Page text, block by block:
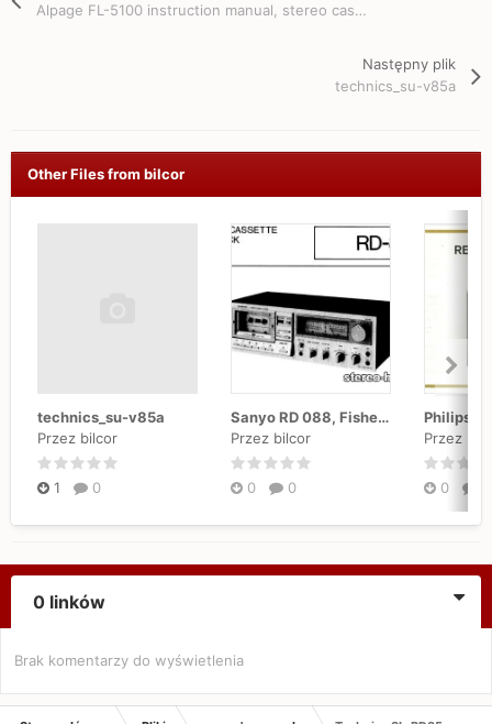
Alpage FL-5100 instruction manual, stereo cassette deck
Następny plik
technics_su-v85a
Other Files from bilcor
technics_su-v85a
Przez bilcor
1 0
Sanyo RD 088, Fisher RD 4150
Przez bilcor
0 0
Philips
Przez
0
0 linków
Brak komentarzy do wyświetlenia